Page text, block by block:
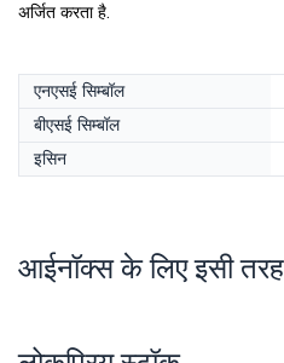
अर्जित करता है.
एनएसई सिम्बॉल
बीएसई सिम्बॉल
इसिन
आईनॉक्स के लिए इसी